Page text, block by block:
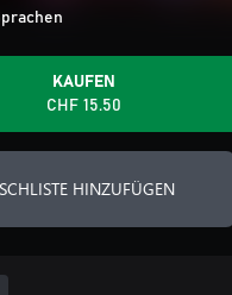
KAUFEN
CHF 15.50
HINZUFÜGEN